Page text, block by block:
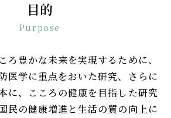
目的
Purpose
ろ豊かな未来を実現するために、
医学に重点をおいた研究、
さらに
に、こころの健康を目指した研究
民の健康増進と生活の質の向上に